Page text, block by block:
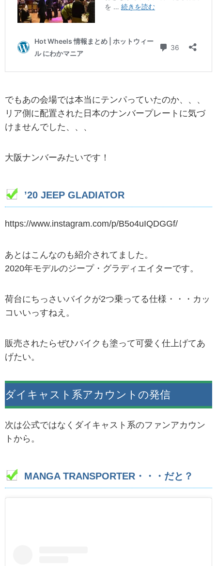
でもあの会場では本当にテンパっていたのか、、、
リア側に配置された日本のナンバープレートに気づ
けませんでした、、、
大阪ナンバーみたいです！
’20 JEEP GLADIATOR
https://www.instagram.com/p/B5o4uIQDGGf/
あとはこんなのも紹介されてました。
2020年モデルのジープ・グラディエイターです。
荷台にちっさいバイクが2つ乗ってる仕様・・・カッ
コいいっすねえ。
販売されたらぜひバイクも塗って可愛く仕上げてあ
げたい。
ダイキャスト系アカウントの発信
次は公式ではなくダイキャスト系のファンアカウン
トから。
MANGA TRANSPORTER・・・だと？